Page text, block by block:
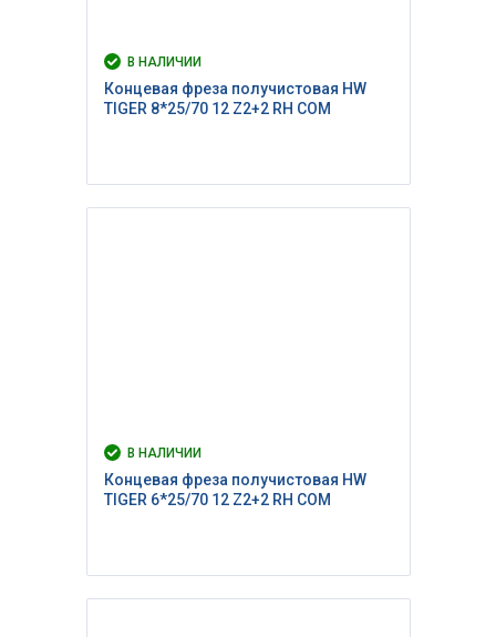
В НАЛИЧИИ
Концевая фреза получистовая HW
TIGER 8*25/70 12 Z2+2 RH COM
В НАЛИЧИИ
Концевая фреза получистовая HW
TIGER 6*25/70 12 Z2+2 RH COM